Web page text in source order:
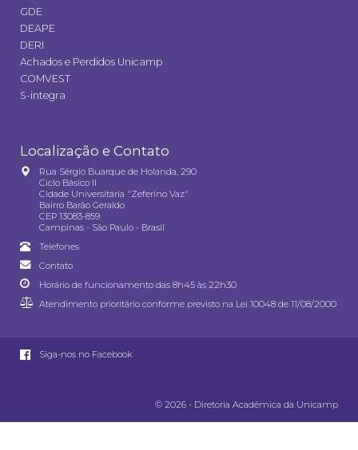
GDE
DEAPE
DERI
Achados e Perdidos Unicamp
COMVEST
S-integra
Localização e Contato
Rua Sérgio Buarque de Holanda, 290
Ciclo Básico II
Cidade Universitária "Zeferino Vaz"
Bairro Barão Geraldo
CEP 13083-859
Campinas - São Paulo - Brasil
Telefones
Contato
Horário de funcionamento das 8h45 às 22h30
Atendimento prioritário conforme previsto na Lei 10048 de 11/08/2000
Siga-nos no Facebook
© 2026 - Diretoria Acadêmica da Unicamp